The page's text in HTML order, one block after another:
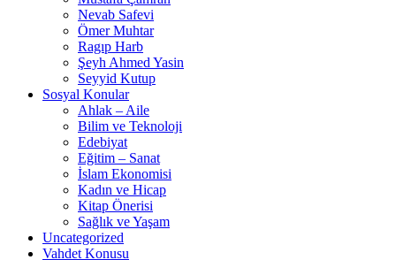
Nevab Safevi
Ömer Muhtar
Ragıp Harb
Şeyh Ahmed Yasin
Seyyid Kutup
Sosyal Konular
Ahlak – Aile
Bilim ve Teknoloji
Edebiyat
Eğitim – Sanat
İslam Ekonomisi
Kadın ve Hicap
Kitap Önerisi
Sağlık ve Yaşam
Uncategorized
Vahdet Konusu